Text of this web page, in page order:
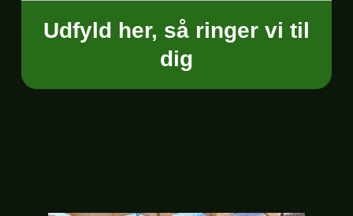
Udfyld her, så ringer vi til
dig